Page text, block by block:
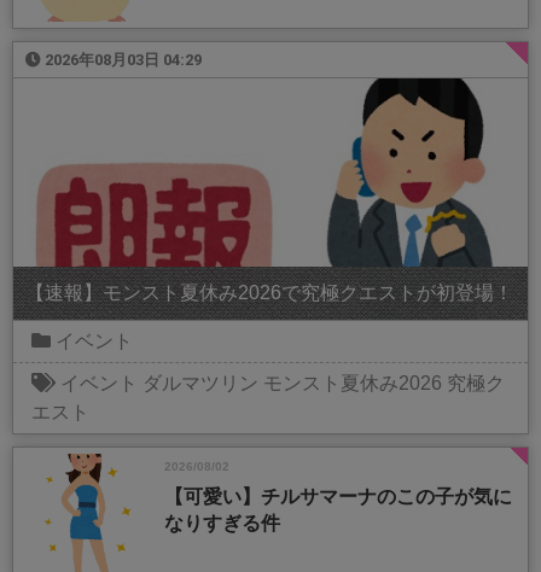
2026年08月03日 04:29
【速報】モンスト夏休み2026で究極クエストが初登場！
イベント
イベント ダルマツリン モンスト夏休み2026 究極ク
エスト
2026/08/02
【可愛い】チルサマーナのこの子が気に
なりすぎる件